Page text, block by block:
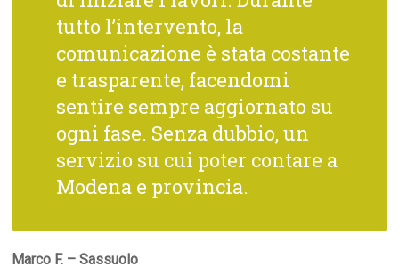
tutto l’intervento, la
comunicazione è stata costante
e trasparente, facendomi
sentire sempre aggiornato su
ogni fase. Senza dubbio, un
servizio su cui poter contare a
Modena e provincia.
Marco F. – Sassuolo